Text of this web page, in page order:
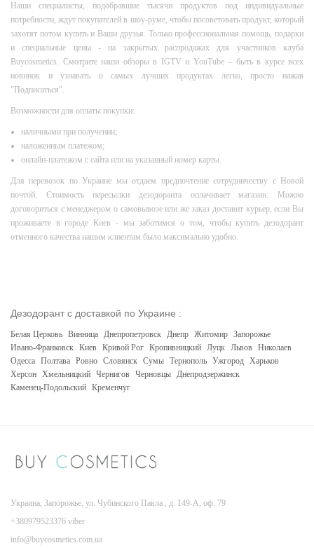
Наши специалисты, подобравшие тысячи продуктов под индивидуальные
потребности, ждут покупателей в шоу-руме, чтобы посоветовать продукт, который
захотят потом купить и Ваши друзья. Только профессиональная помощь, подарки
и специальные цены - на закрытых распродажах для участников клуба
Buycosmetics. Смотрите наши обзоры в IGTV и YouTube – быть в курсе всех
новинок и узнавать о самых лучших продуктах легко, просто нажав
"Подписаться".
Возможности для оплаты покупки:
наличными при получении;
наложенным платежом;
онлайн-платежом с сайта или на указанный номер карты.
Для перевозок по Украине мы отдаем предпочтение сотрудничеству с Новой
почтой. Стоимость пересылки дезодоранта оплачивает магазин. Можно
договориться с менеджером о самовывозе или же заказ доставит курьер, если Вы
проживаете в городе Киев - мы заботимся о том, чтобы купить дезодорант
отменного качества нашим клиентам было максимально удобно.
Дезодорант с доставкой по Украине :
Белая Церковь Винница Днепропетровск Днепр Житомир Запорожье
Ивано-Франковск Киев Кривой Рог Кропивницкий Луцк Львов Николаев
Одесса Полтава Ровно Словянск Сумы Тернополь Ужгород Харьков
Херсон Хмельницкий Чернигов Черновцы Днепродзержинск
Каменец-Подольский Кременчуг
Украина, Запорожье, ул. Чубинского Павла , д. 149-А, оф. 79
+380979523376 viber
info@buycosmetics.com.ua